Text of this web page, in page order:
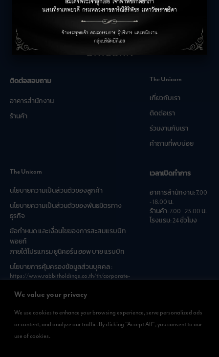
We value your privacy
We use cookies to enhance your browsing experience, serve personalized ads
or content, and analyze our traffic. By clicking "Accept All", you consent to our
use of cookies.
ติดต่อสอบถาม
อาคารสำนักงาน
ร้านค้า
The Unicorn
เกี่ยวกับเรา
ติดต่อเรา
ร่วมงานกับเรา
คำถามที่พบบ่อย
The Unicorn
นโยบายความเป็นส่วนตัวของลูกค้า
นโยบายความเป็นส่วนตัวของพันธมิตรทาง
ธุรกิจ
ข้อกำหนด และเงื่อนไขของการสะสมแรบบิท
พอยท์
ภายใต้โปรแกรม ยูนิคอร์น ฮอพ บาย แรบบิท
นโยบายการคุ้มครองข้อมูลส่วนบุคคล :
https://www.rabbitholdings.co.th/th/corporate-
เวลาเปิดทำการ
อาคารสำนักงาน: 7.00
- 18.00 น.
ร้านค้า: 7.00 - 23.00 น.
โรงแรม: 24 ชั่วโมง
ดาวน์โหลดแอพได้แล้วที่
สามารถดาวน์โหลด